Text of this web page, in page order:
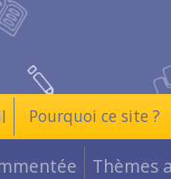
Pourquoi ce site ?
Thèmes